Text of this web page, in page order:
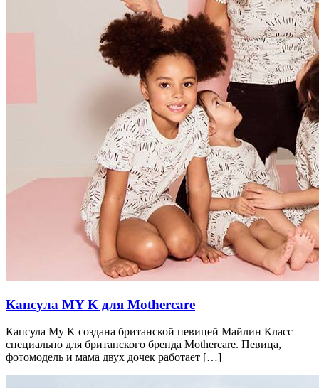
Капсула MY K для Mothercare
Капсула My K создана британской певицей Майлин Класс
специально для британского бренда Mothercare. Певица,
фотомодель и мама двух дочек работает […]